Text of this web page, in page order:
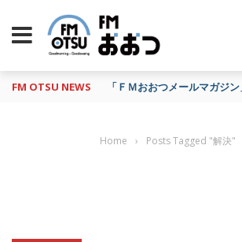
FM OTSU NEWS 「ＦＭおおつメールマガジ
Home › Posts Tagged "解決"